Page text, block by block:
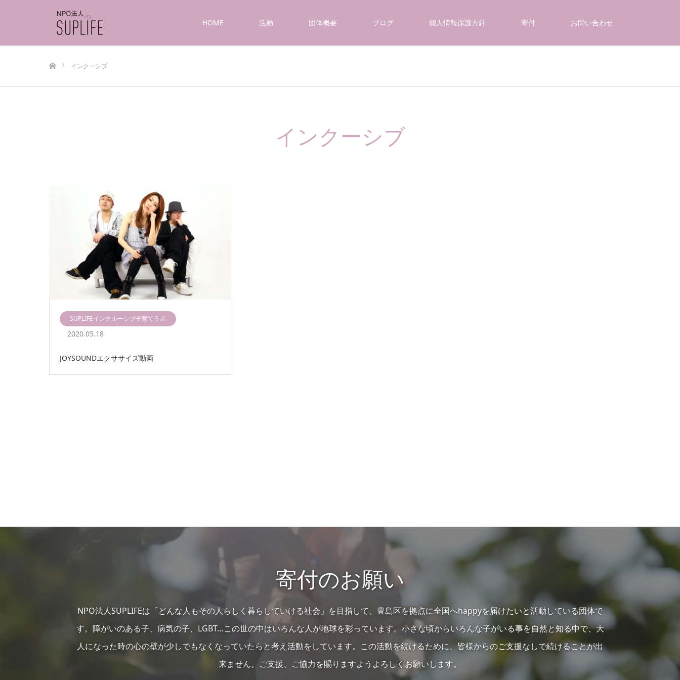
HOME 活動 団体概要 ブログ 個人情報保護方針 寄付 お問い合わせ
インクーシブ
インクーシブ
SUPLIFEインクルーシブ子育てラボ
2020.05.18
JOYSOUNDエクササイズ動画
寄付のお願い
NPO法人SUPLIFEは「どんな人もその人らしく暮らしていける社会」を目指して、豊島区を拠点に全国へhappyを届けたいと活動している団体で
す。障がいのある子、病気の子、LGBT…この世の中はいろんな人が地球を彩っています。小さな頃からいろんな子がいる事を自然と知る中で、大
人になった時の心の壁が少しでもなくなっていたらと考え活動をしています。この活動を続けるために、皆様からのご支援なしで続けることが出
来ません。ご支援、ご協力を賜りますようよろしくお願いします。